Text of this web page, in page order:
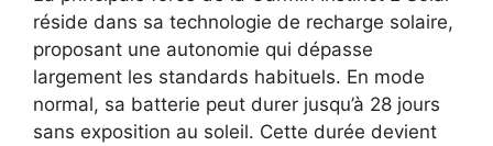
réside dans sa technologie de recharge solaire,
proposant une autonomie qui dépasse
largement les standards habituels. En mode
normal, sa batterie peut durer jusqu’à 28 jours
sans exposition au soleil. Cette durée devient